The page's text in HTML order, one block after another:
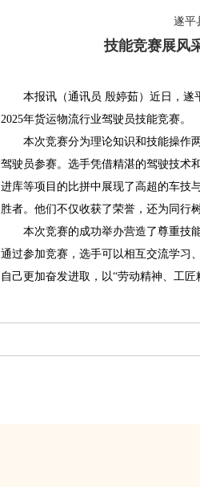
遂平
技能竞赛展风
本报讯（通讯员 殷婷茹）近日，遂
2025年货运物流行业驾驶员技能竞赛。
本次竞赛分为理论知识和技能操作两
驾驶员参赛。选手凭借精湛的驾驶技术
进库等项目的比拼中展现了高超的车技
胜者。他们不仅收获了荣誉，还为同行
本次竞赛的成功举办营造了尊重技能
通过参加竞赛，选手可以相互交流学习
自己更加奋发进取，以“劳动精神、工